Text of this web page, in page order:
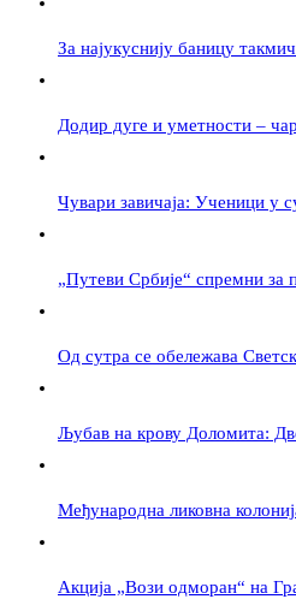
За најукуснију баницу
Додир дуге и уметности –
Чувари завичаја: Ученици у
„Путеви Србије“ спремни за
Од сутра се обележава
Љубав на крову Доломита:
Међународна ликовна
Акција „Вози одморан“ на